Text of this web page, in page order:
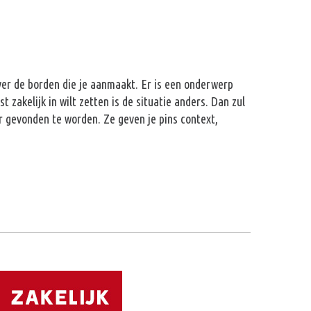
de borden die je aanmaakt. Er is een onderwerp
zakelijk in wilt zetten is de situatie anders. Dan zul
te worden. Ze geven je pins context,